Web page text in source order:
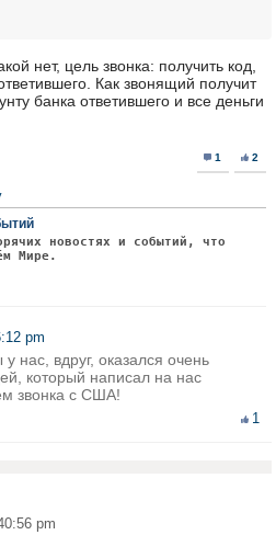
нет, цель звонка: получить код,
Как звонящий получит
банка ответившего и все деньги
1 2
новостях и событий, что
Мире.
pm
нас, вдруг, оказался очень
который написал на нас
звонка с США!
1
pm